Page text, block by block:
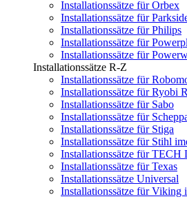
Installationssätze für Orbex
Installationssätze für
Installationssätze für Philips
Installationssätze für
Installationssätze für
Installationssätze R-Z
Installationssätze für
Installationssätze für Ryobi
Installationssätze für Sabo
Installationssätze für
Installationssätze für Stiga
Installationssätze für Stihl
Installationssätze für TECH
Installationssätze für Texas
Installationssätze Universal
Installationssätze für Viking